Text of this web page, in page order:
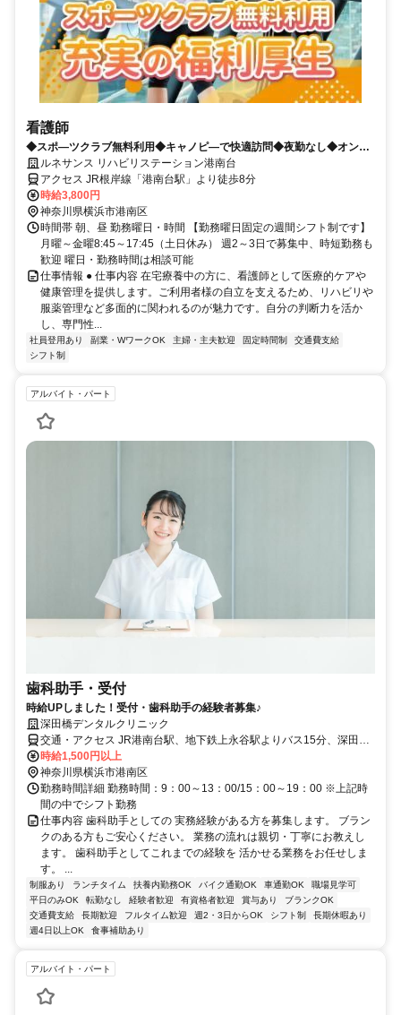
看護師
◆スポ―ツクラブ無料利用◆キャノピ―で快適訪問◆夜勤なし◆オンコ
―ルなし◆未経験可
ルネサンス リハビリステーション港南台
アクセス JR根岸線「港南台駅」より徒歩8分
時給3,800円
神奈川県横浜市港南区
時間帯 朝、昼 勤務曜日・時間 【勤務曜日固定の週間シフト制です】
月曜～金曜8:45～17:45（土日休み） 週2～3日で募集中、時短勤務も
歓迎 曜日・勤務時間は相談可能
仕事情報 ● 仕事内容 在宅療養中の方に、看護師として医療的ケアや
健康管理を提供します。ご利用者様の自立を支えるため、リハビリや
服薬管理など多面的に関われるのが魅力です。自分の判断力を活か
し、専門性...
社員登用あり 副業・WワークOK 主婦・主夫歓迎 固定時間制
交通費支給
シフト制
アルバイト・パート
歯科助手・受付
時給UPしました！受付・歯科助手の経験者募集♪
深田橋デンタルクリニック
交通・アクセス JR港南台駅、地下鉄上永谷駅よりバス15分、深田橋
バス停下車0分
時給1,500円以上
神奈川県横浜市港南区
勤務時間詳細 勤務時間：9：00～13：00/15：00～19：00 ※上記時
間の中でシフト勤務
仕事内容 歯科助手としての 実務経験がある方を募集します。 ブラン
クのある方もご安心ください。 業務の流れは親切・丁寧にお教えし
ます。 歯科助手としてこれまでの経験を 活かせる業務をお任せしま
す。 ...
制服あり ランチタイム 扶養内勤務OK バイク通勤OK 車通勤OK
職場見学可
平日のみOK
転勤なし 経験者歓迎 有資格者歓迎 賞与あり
ブランクOK
交通費支給
長期歓迎 フルタイム歓迎 週2・3日からOK シフト制
長期休暇あり
週4日以上OK
食事補助あり
アルバイト・パート